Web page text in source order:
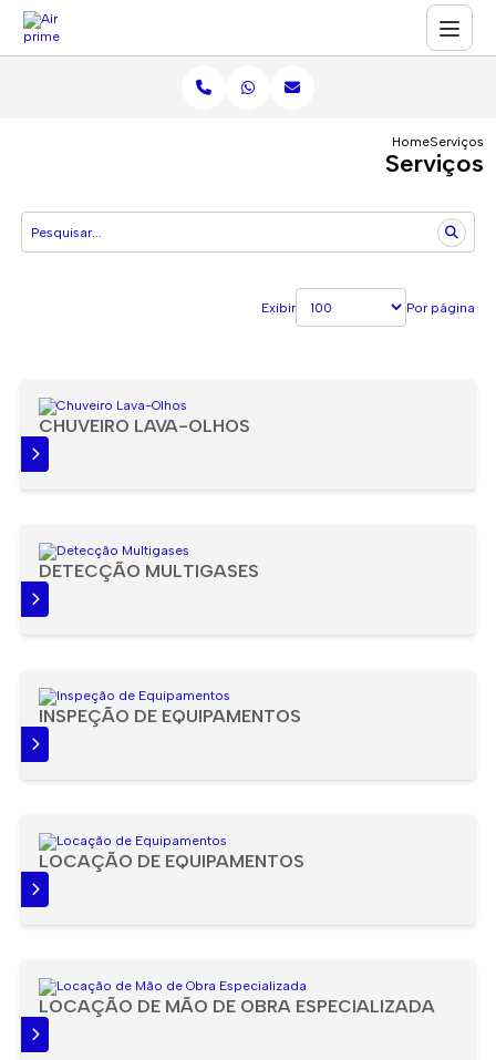
HomeServiços
Serviços
Exibir Por página
CHUVEIRO LAVA-OLHOS
DETECÇÃO MULTIGASES
INSPEÇÃO DE EQUIPAMENTOS
LOCAÇÃO DE EQUIPAMENTOS
LOCAÇÃO DE MÃO DE OBRA ESPECIALIZADA